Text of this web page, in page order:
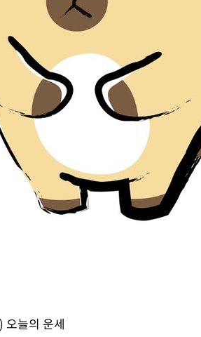
붕괴
억원
채 발견
일전
실종
열대야 계속[다음주
회로 삼겠다"
걱정 안겨드려 죄송"
비
1.3%↑
늘의 운세